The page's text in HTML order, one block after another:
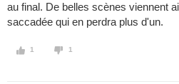
au final. De belles scènes viennent
saccadée qui en perdra plus d'un.
1 1